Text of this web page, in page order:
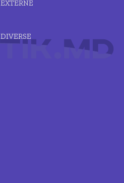
EXTERNE
DIVERSE